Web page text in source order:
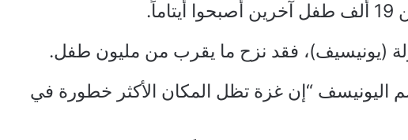
(يونيسيف)، فقد نزح ما يقرب من مليون طفل.
اليونيسف “إن غزة تظل المكان الأكثر خطورة في